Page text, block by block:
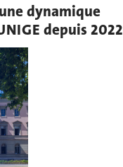
dynamique
depuis 2022